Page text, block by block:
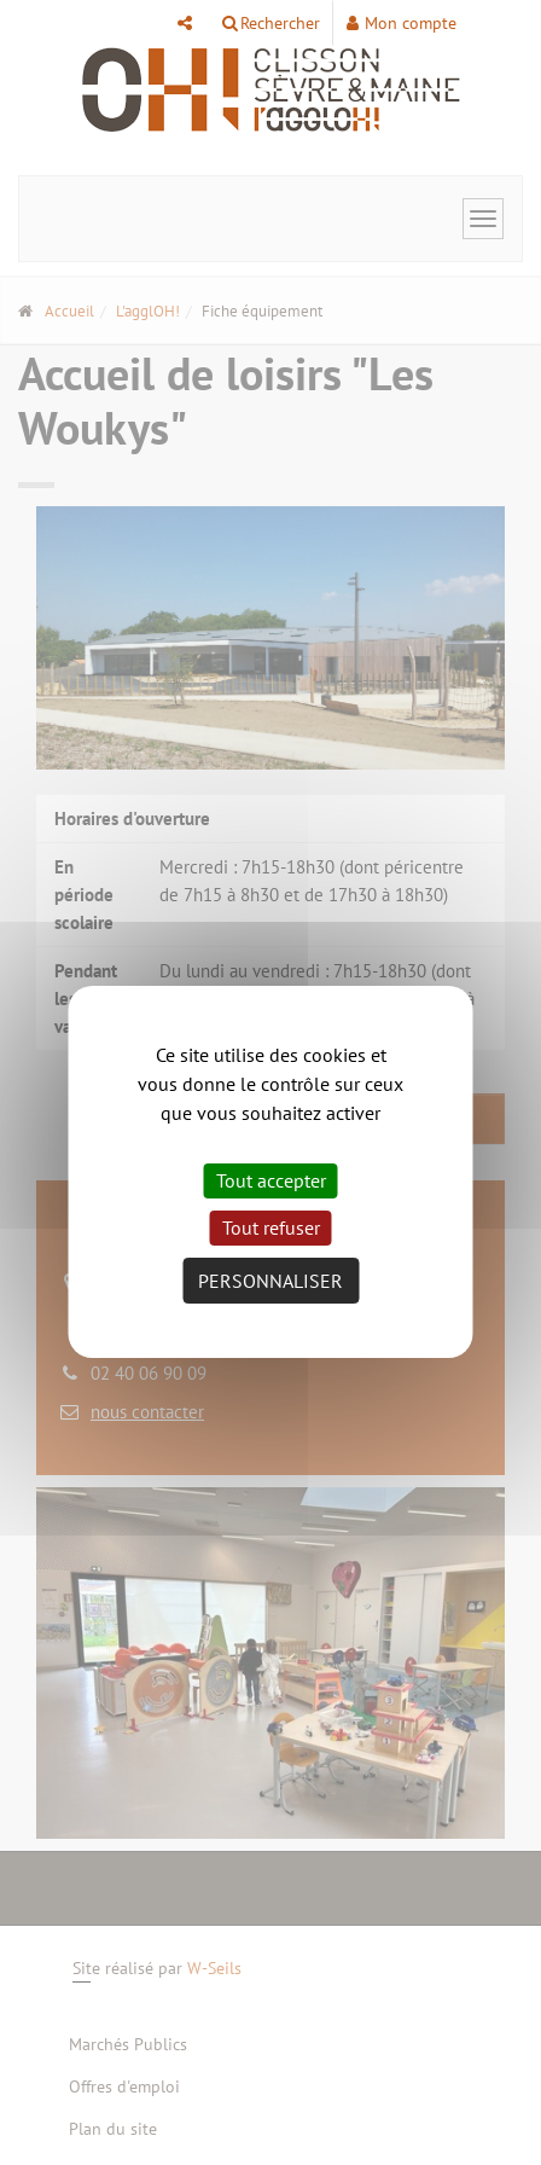
Rechercher Mon compte
Toggle
Accueil L'agglOH! Fiche équipement
Accueil de loisirs "Les
Woukys"
Horaires d'ouverture
En
période
scolaire
Mercredi : 7h15-18h30 (dont péricentre
de 7h15 à 8h30 et de 17h30 à 18h30)
Pendant
les
vacances
Du lundi au vendredi : 7h15-18h30 (dont
péricentre de 7h15 à 8h30 et de 17h30 à
RETOUR
5 place Jules et Anne
02 40 06 90 09
nous contacter
Site réalisé par W-Seils
Marchés Publics
Offres d'emploi
Plan du site
Panneau de gestion des cookies
Ce site utilise des cookies et
vous donne le contrôle sur ceux
que vous souhaitez activer
Tout accepter
Tout refuser
PERSONNALISER